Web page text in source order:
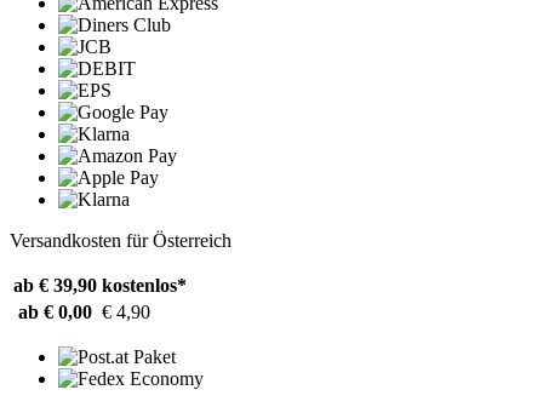
Versandkosten für Österreich
ab € 39,90 kostenlos*
ab € 0,00 € 4,90